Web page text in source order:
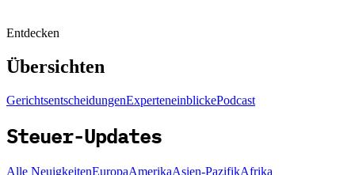
Entdecken
Übersichten
GerichtsentscheidungenExperteneinblickePodcast
Steuer-Updates
Alle NeuigkeitenEuropaAmerikaAsien-PazifikAfrika